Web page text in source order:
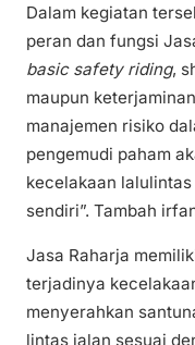
Dalam kegiatan
peran dan fungsi
basic safety riding,
maupun
manajemen risiko
pengemudi paham
kecelakaan
sendiri”. Tambah
Jasa Raharja
terjadinya
menyerahkan
lintas jalan sesuai